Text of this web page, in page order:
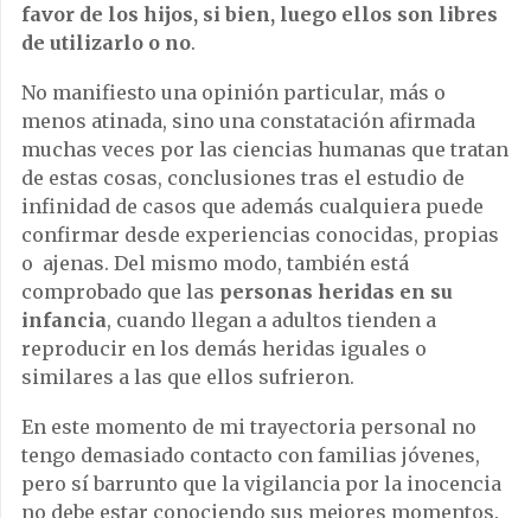
favor de los hijos, si bien, luego ellos son libres
de utilizarlo o no.
No manifiesto una opinión particular, más o
menos atinada, sino una constatación afirmada
muchas veces por las ciencias humanas que tratan
de estas cosas, conclusiones tras el estudio de
infinidad de casos que además cualquiera puede
confirmar desde experiencias conocidas, propias
o ajenas. Del mismo modo, también está
comprobado que las personas heridas en su
infancia, cuando llegan a adultos tienden a
reproducir en los demás heridas iguales o
similares a las que ellos sufrieron.
En este momento de mi trayectoria personal no
tengo demasiado contacto con familias jóvenes,
pero sí barrunto que la vigilancia por la inocencia
no debe estar conociendo sus mejores momentos.